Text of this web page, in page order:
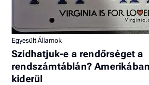
Egyesült Államok
Szidhatjuk-e a rendőrséget a
rendszámtáblán?
kiderül